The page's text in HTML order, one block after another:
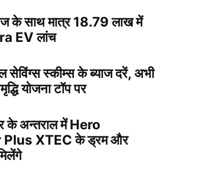
के साथ मात्र 18.79 लाख में
EV लांच
सेविंग्स स्कीम्स के ब्याज दरें, अभी
योजना टॉप पर
के अन्तराल में Hero
XTEC के ड्रम और